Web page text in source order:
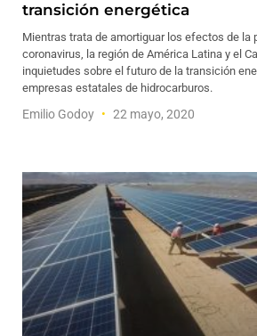
transición energética
Mientras trata de amortiguar los efectos de la
coronavirus, la región de América Latina y el
inquietudes sobre el futuro de la transición
empresas estatales de hidrocarburos.
Emilio Godoy 22 mayo, 2020